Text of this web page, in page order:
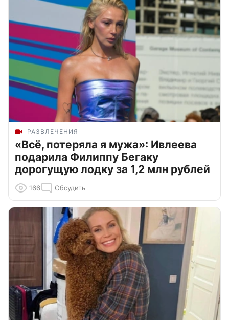
РАЗВЛЕЧЕНИЯ
«Всё, потеряла я мужа»: Ивлеева
подарила Филиппу Бегаку
дорогущую лодку за 1,2 млн рублей
166 Обсудить